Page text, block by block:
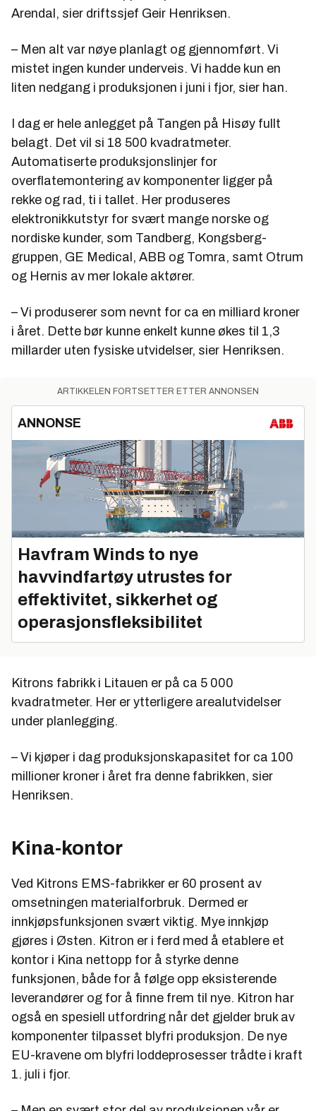
Arendal, sier driftssjef Geir Henriksen.
– Men alt var nøye planlagt og gjennomført. Vi
mistet ingen kunder underveis. Vi hadde kun en
liten nedgang i produksjonen i juni i fjor, sier han.
I dag er hele anlegget på Tangen på Hisøy fullt
belagt. Det vil si 18 500 kvadratmeter.
Automatiserte produksjonslinjer for
overflatemontering av komponenter ligger på
rekke og rad, ti i tallet. Her produseres
elektronikkutstyr for svært mange norske og
nordiske kunder, som Tandberg, Kongsberg-
gruppen, GE Medical, ABB og Tomra, samt Otrum
og Hernis av mer lokale aktører.
– Vi produserer som nevnt for ca en milliard kroner
i året. Dette bør kunne enkelt kunne økes til 1,3
millarder uten fysiske utvidelser, sier Henriksen.
ARTIKKELEN FORTSETTER ETTER ANNONSEN
ANNONSE
Havfram Winds to nye
havvindfartøy utrustes for
effektivitet, sikkerhet og
operasjonsfleksibilitet
Kitrons fabrikk i Litauen er på ca 5 000
kvadratmeter. Her er ytterligere arealutvidelser
under planlegging.
– Vi kjøper i dag produksjonskapasitet for ca 100
millioner kroner i året fra denne fabrikken, sier
Henriksen.
Kina-kontor
Ved Kitrons EMS-fabrikker er 60 prosent av
omsetningen materialforbruk. Dermed er
innkjøpsfunksjonen svært viktig. Mye innkjøp
gjøres i Østen. Kitron er i ferd med å etablere et
kontor i Kina nettopp for å styrke denne
funksjonen, både for å følge opp eksisterende
leverandører og for å finne frem til nye. Kitron har
også en spesiell utfordring når det gjelder bruk av
komponenter tilpasset blyfri produksjon. De nye
EU-kravene om blyfri loddeprosesser trådte i kraft
1. juli i fjor.